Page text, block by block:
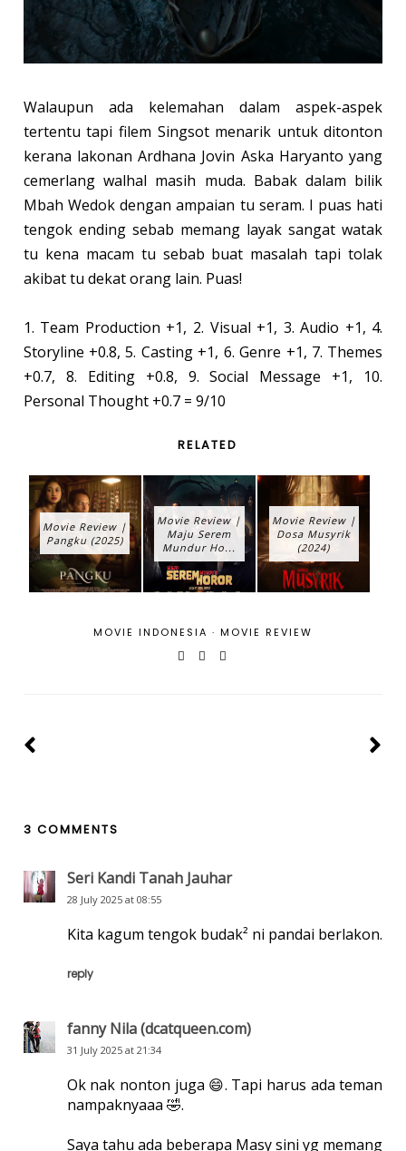
Walaupun ada kelemahan dalam aspek-aspek
tertentu tapi filem Singsot menarik untuk ditonton
kerana lakonan Ardhana Jovin Aska Haryanto yang
cemerlang walhal masih muda. Babak dalam bilik
Mbah Wedok dengan ampaian tu seram. I puas hati
tengok ending sebab memang layak sangat watak
tu kena macam tu sebab buat masalah tapi tolak
akibat tu dekat orang lain. Puas!
1. Team Production +1, 2. Visual +1, 3. Audio +1, 4.
Storyline +0.8, 5. Casting +1, 6. Genre +1, 7. Themes
+0.7, 8. Editing +0.8, 9. Social Message +1, 10.
Personal Thought +0.7 = 9/10
RELATED
Movie Review |
Pangku (2025)
Movie Review |
Maju Serem
Mundur Ho...
Movie Review |
Dosa Musyrik
(2024)
MOVIE INDONESIA · MOVIE REVIEW
3 COMMENTS
Seri Kandi Tanah Jauhar
28 July 2025 at 08:55
Kita kagum tengok budak² ni pandai berlakon.
reply
fanny Nila (dcatqueen.com)
31 July 2025 at 21:34
Ok nak nonton juga 😄. Tapi harus ada teman
nampaknyaaa 🤣.
Saya tahu ada beberapa Masy sini yg memang